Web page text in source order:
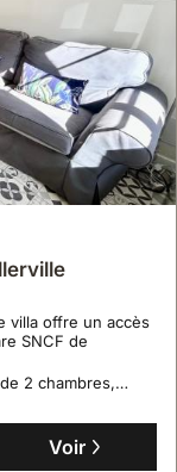
villa offre un accès
SNCF de
2 chambres,
gratuite.
Voir